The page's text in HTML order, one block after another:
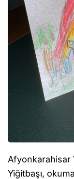
Afyonkarahisar
Yiğitbaşı,